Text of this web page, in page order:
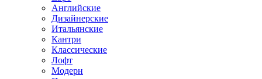
Английские
Дизайнерские
Итальянские
Кантри
Классические
Лофт
Модерн